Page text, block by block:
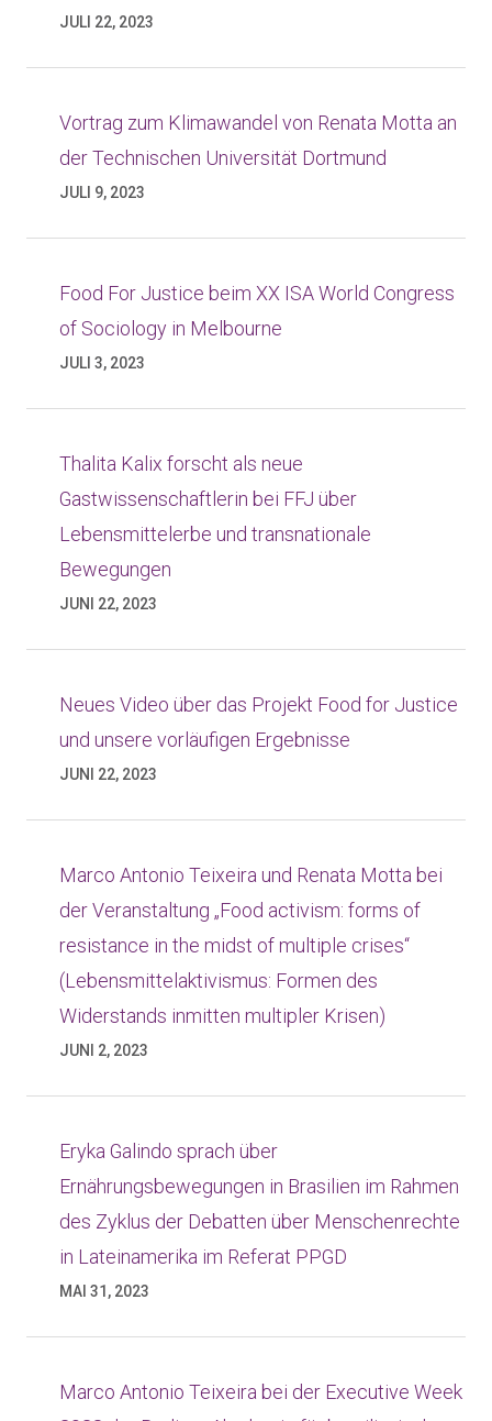
JULI 22, 2023
Vortrag zum Klimawandel von Renata Motta an
der Technischen Universität Dortmund
JULI 9, 2023
Food For Justice beim XX ISA World Congress
of Sociology in Melbourne
JULI 3, 2023
Thalita Kalix forscht als neue
Gastwissenschaftlerin bei FFJ über
Lebensmittelerbe und transnationale
Bewegungen
JUNI 22, 2023
Neues Video über das Projekt Food for Justice
und unsere vorläufigen Ergebnisse
JUNI 22, 2023
Marco Antonio Teixeira und Renata Motta bei
der Veranstaltung „Food activism: forms of
resistance in the midst of multiple crises“
(Lebensmittelaktivismus: Formen des
Widerstands inmitten multipler Krisen)
JUNI 2, 2023
Eryka Galindo sprach über
Ernährungsbewegungen in Brasilien im Rahmen
des Zyklus der Debatten über Menschenrechte
in Lateinamerika im Referat PPGD
MAI 31, 2023
Marco Antonio Teixeira bei der Executive Week